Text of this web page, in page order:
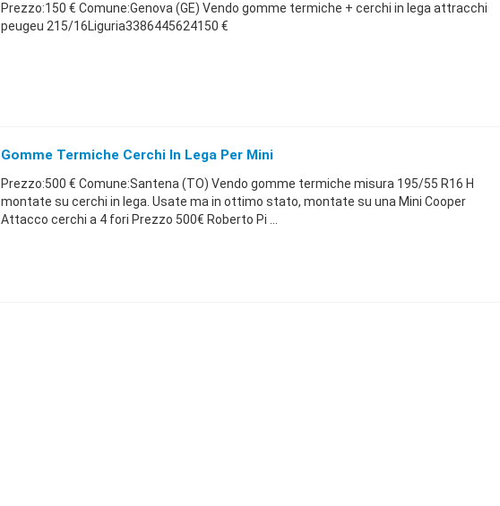
Prezzo:150 € Comune:Genova (GE) Vendo gomme termiche + cerchi in lega attracchi
peugeu 215/16Liguria3386445624150 €
Gomme Termiche Cerchi In Lega Per Mini
Prezzo:500 € Comune:Santena (TO) Vendo gomme termiche misura 195/55 R16 H
montate su cerchi in lega. Usate ma in ottimo stato, montate su una Mini Cooper
Attacco cerchi a 4 fori Prezzo 500€ Roberto Pi ...